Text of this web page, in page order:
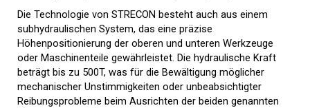
Die Technologie von STRECON besteht auch aus einem
subhydraulischen System, das eine präzise
Höhenpositionierung der oberen und unteren Werkzeuge
oder Maschinenteile gewährleistet. Die hydraulische Kraft
beträgt bis zu 500T, was für die Bewältigung möglicher
mechanischer Unstimmigkeiten oder unbeabsichtigter
Reibungsprobleme beim Ausrichten der beiden genannten